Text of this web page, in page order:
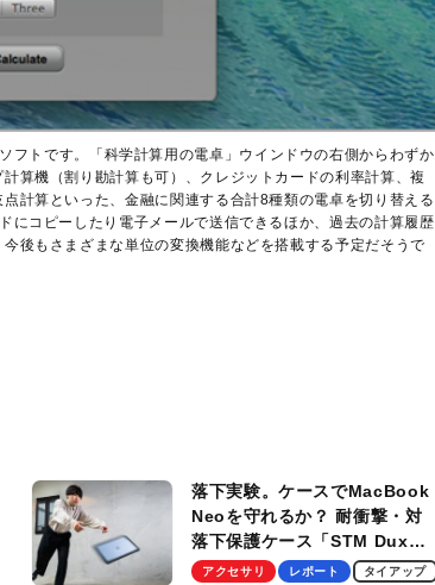
フトです。「科学計算用の電卓」ウインドウの右側からわずか
算機（割り勘計算も可）、クレジットカードの利率計算、複
計算といった、金融に関連する合計8種類の電卓を切り替える
にコピーしたり電子メールで送信できるほか、過去の計算履歴
後もさまざまな単位の変換機能などを搭載する予定だそうで
落下実験。ケースでMacBook
Neoを守れるか？ 耐衝撃・対
落下保護ケース「STM Dux
Ultra」を検証。学生、ビジネ
アクセサリ レポート タイアップ